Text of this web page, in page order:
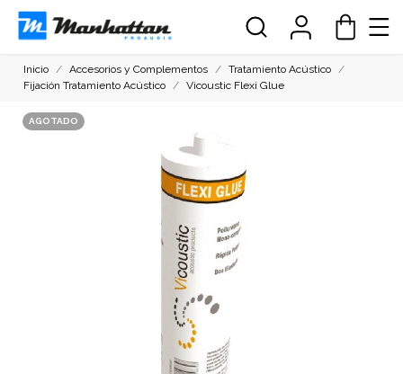
Inicio Accesorios y Complementos
Tratamiento Acústico
Fijación Tratamiento Acústico
Vicoustic Flexi Glue
AGOTADO